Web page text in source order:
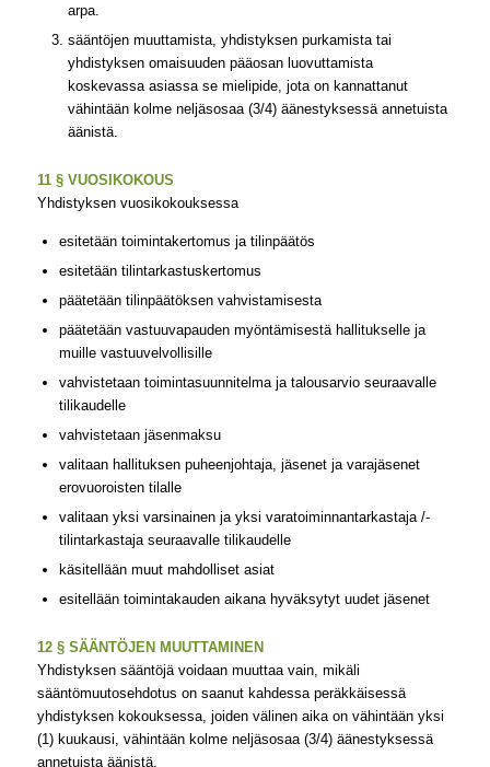
arpa.
sääntöjen muuttamista, yhdistyksen purkamista tai
yhdistyksen omaisuuden pääosan luovuttamista
koskevassa asiassa se mielipide, jota on kannattanut
vähintään kolme neljäsosaa (3/4) äänestyksessä annetuista
äänistä.
11 § VUOSIKOKOUS
Yhdistyksen vuosikokouksessa
esitetään toimintakertomus ja tilinpäätös
esitetään tilintarkastuskertomus
päätetään tilinpäätöksen vahvistamisesta
päätetään vastuuvapauden myöntämisestä hallitukselle ja
muille vastuuvelvollisille
vahvistetaan toimintasuunnitelma ja talousarvio seuraavalle
tilikaudelle
vahvistetaan jäsenmaksu
valitaan hallituksen puheenjohtaja, jäsenet ja varajäsenet
erovuoroisten tilalle
valitaan yksi varsinainen ja yksi varatoiminnantarkastaja /-
tilintarkastaja seuraavalle tilikaudelle
käsitellään muut mahdolliset asiat
esitellään toimintakauden aikana hyväksytyt uudet jäsenet
12 § SÄÄNTÖJEN MUUTTAMINEN
Yhdistyksen sääntöjä voidaan muuttaa vain, mikäli
sääntömuutosehdotus on saanut kahdessa peräkkäisessä
yhdistyksen kokouksessa, joiden välinen aika on vähintään yksi
(1) kuukausi, vähintään kolme neljäsosaa (3/4) äänestyksessä
annetuista äänistä.